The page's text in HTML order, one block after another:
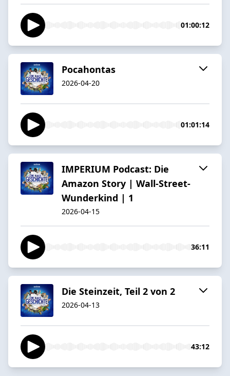
01:00:12
Pocahontas
2026-04-20
01:01:14
IMPERIUM Podcast: Die
Amazon Story | Wall-Street-
Wunderkind | 1
2026-04-15
36:11
Die Steinzeit, Teil 2 von 2
2026-04-13
43:12